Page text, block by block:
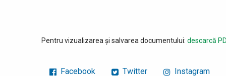
Pentru vizualizarea și salvarea documentului: descarcă
Facebook Twitter Instagram